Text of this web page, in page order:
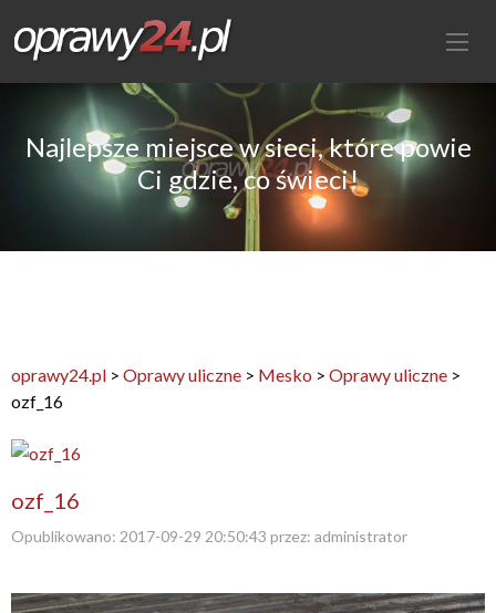
Najlepsze miejsce w sieci, które powie
Ci gdzie, co świeci!
oprawy24.pl > Oprawy uliczne > Mesko > Oprawy uliczne >
ozf_16
ozf_16
Opublikowano: 2017-09-29 20:50:43 przez: administrator